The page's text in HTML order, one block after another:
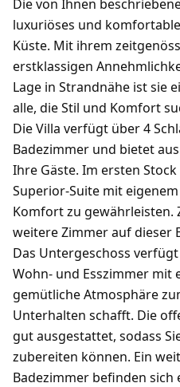
Die von Ihnen
luxuriöses und
Küste. Mit ihrem
erstklassigen
Lage in Strandnähe ist sie
alle, die Stil und Komfort
Die Villa verfügt über 4
Badezimmer und bietet
Ihre Gäste. Im ersten
Superior-Suite mit
Komfort zu gewährleisten.
weitere Zimmer auf dieser
Das Untergeschoss
Wohn- und Esszimmer mit
gemütliche Atmosphäre
Unterhalten schafft. Die
gut ausgestattet, sodass
zubereiten können. Ein
Badezimmer befinden sich